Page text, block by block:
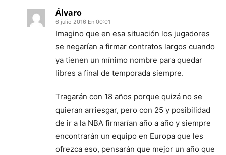
Álvaro
6 julio 2016 En 00:01
Imagino que en esa situación los jugadores
se negarían a firmar contratos largos cuando
ya tienen un mínimo nombre para quedar
libres a final de temporada siempre.
Tragarán con 18 años porque quizá no se
quieran arriesgar, pero con 25 y posibilidad
de ir a la NBA firmarían año a año y siempre
encontrarán un equipo en Europa que les
ofrezca eso, pensarán que mejor un año que